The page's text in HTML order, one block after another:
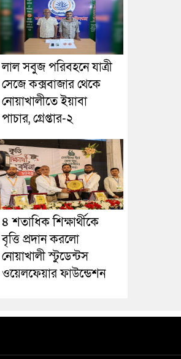
লাল সবুজ পরিবহনে যাত্রী
সেজে কক্সবাজার থেকে
নোয়াখালীতে ইয়াবা
পাচার, গ্রেপ্তার-২
৪ শতাধিক শিক্ষার্থীকে
বৃত্তি প্রদান করলো
নোয়াখালী স্টুডেন্টস
ওয়েলফেয়ার ফাউন্ডেশন